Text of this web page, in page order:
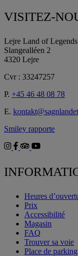
VISITEZ-
Lejre Land of Legends
Slangealléen 2
4320 Lejre
Cvr : 33247257
P. +45 46 48 08 78
E.
Smiley rapporte
Heures
Prix
Accessibilité
Magasin
FAQ
Trouver sa voie
Place de parking